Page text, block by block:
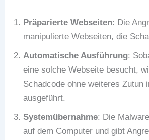
Präparierte Webseiten: Die
manipulierte Webseiten, die
Automatische Ausführung:
eine solche Webseite besucht,
Schadcode ohne weiteres Zutun
ausgeführt.
Systemübernahme: Die
auf dem Computer und gibt